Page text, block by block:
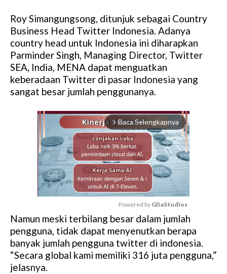
Roy Simangungsong, ditunjuk sebagai Country
Business Head Twitter Indonesia. Adanya
country head untuk Indonesia ini diharapkan
Parminder Singh, Managing Director, Twitter
SEA, India, MENA dapat menguatkan
keberadaan Twitter di pasar Indonesia yang
sangat besar jumlah penggunanya.
arrow_forward_ios Baca Selengkapnya
M
u
e
Powered by GliaStudios
Namun meski terbilang besar dalam jumlah
pengguna, tidak dapat menyenutkan berapa
banyak jumlah pengguna twitter di indonesia.
“Secara global kami memiliki 316 juta pengguna,”
jelasnya.